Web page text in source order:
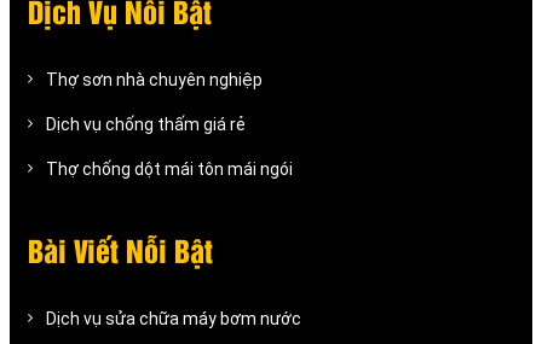
Dịch Vụ Nỗi Bật
Thợ sơn nhà chuyên nghiệp
Dịch vụ chống thấm giá rẻ
Thợ chống dột mái tôn mái ngói
Bài Viết Nỗi Bật
Dịch vụ sửa chữa máy bơm nước